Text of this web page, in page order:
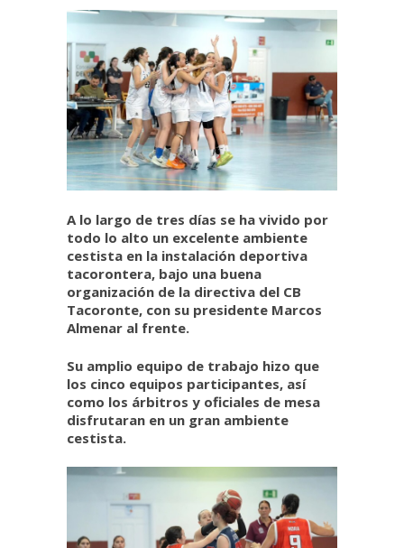
A lo largo de tres días se ha vivido por
todo lo alto un excelente ambiente
cestista en la instalación deportiva
tacorontera, bajo una buena
organización de la directiva del CB
Tacoronte, con su presidente Marcos
Almenar al frente.
Su amplio equipo de trabajo hizo que
los cinco equipos participantes, así
como los árbitros y oficiales de mesa
disfrutaran en un gran ambiente
cestista.